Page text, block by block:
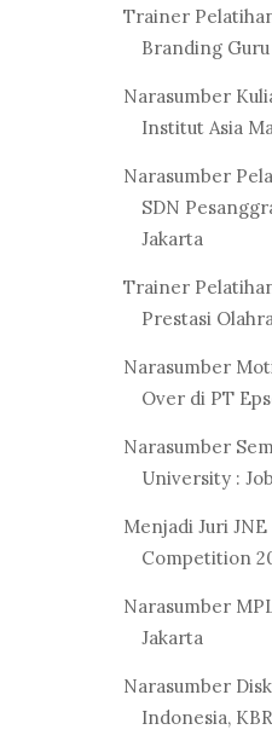
Trainer
Branding
Narasumber
Institut Asia
Narasumber
SDN
Jakarta
Trainer
Prestasi
Narasumber
Over di PT
Narasumber
University :
Menjadi Juri
Competition
Narasumber
Jakarta
Narasumber
Indonesia,